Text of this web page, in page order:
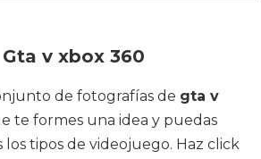
v xbox 360
de fotografías de gta v
te formes una idea y puedas
tipos de videojuego. Haz click